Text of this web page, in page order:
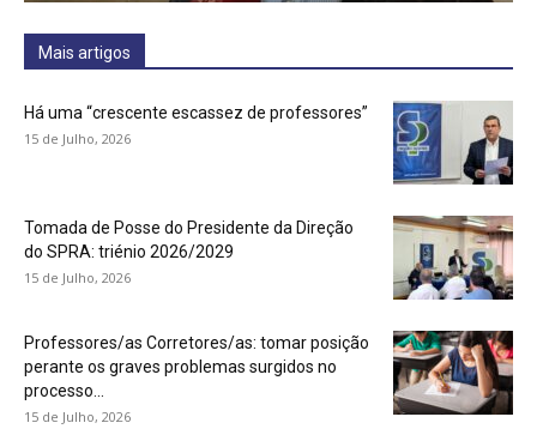
Mais artigos
Há uma “crescente escassez de professores”
15 de Julho, 2026
Tomada de Posse do Presidente da Direção
do SPRA: triénio 2026/2029
15 de Julho, 2026
Professores/as Corretores/as: tomar posição
perante os graves problemas surgidos no
processo...
15 de Julho, 2026